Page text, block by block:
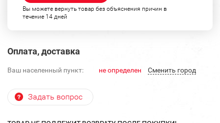
Вы можете вернуть товар без объяснения причин в
течение 14 дней
Оплата, доставка
Ваш населенный пункт: не определен Cменить город
Задать вопрос